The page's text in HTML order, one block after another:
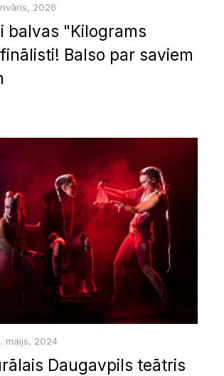
2026
balvas "Kilograms
Balso par saviem
maijs, 2024
Daugavpils teātris